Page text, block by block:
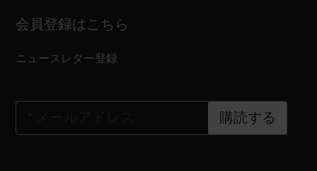
会員登録はこちら
ニュースレター登録
購読する